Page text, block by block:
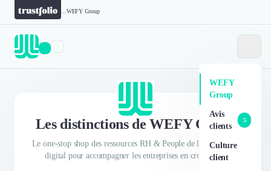
WEFY Group
WEFY
Group
Avis
clients
5
Culture
client
Les distinctions de WEFY Group
Le one-stop shop des ressources RH & People de l’écosystème
digital pour accompagner les entreprises en croissance.